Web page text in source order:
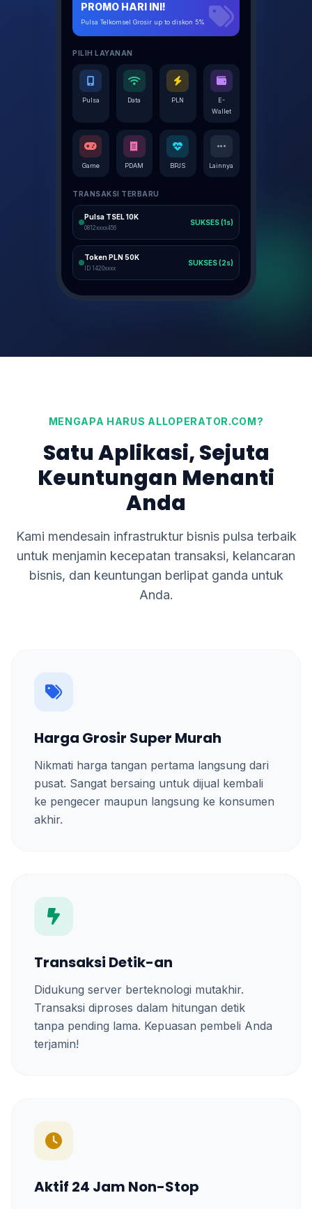
PROMO HARI INI!
Pulsa Telkomsel Grosir up to diskon 5%
PILIH LAYANAN
Pulsa Data PLN
E-
Wallet
Game PDAM BPJS Lainnya
TRANSAKSI TERBARU
Pulsa TSEL 10K
0812xxxx456
SUKSES (1s)
Token PLN 50K
ID 1420xxxx
SUKSES (2s)
Transfer DANA 100K
MENGAPA HARUS ALLOPERATOR.COM?
Satu Aplikasi, Sejuta
Keuntungan Menanti
Anda
Kami mendesain infrastruktur bisnis pulsa terbaik
untuk menjamin kecepatan transaksi, kelancaran
bisnis, dan keuntungan berlipat ganda untuk
Anda.
Harga Grosir Super Murah
Nikmati harga tangan pertama langsung dari
pusat. Sangat bersaing untuk dijual kembali
ke pengecer maupun langsung ke konsumen
akhir.
Transaksi Detik-an
Didukung server berteknologi mutakhir.
Transaksi diproses dalam hitungan detik
tanpa pending lama. Kepuasan pembeli Anda
terjamin!
Aktif 24 Jam Non-Stop